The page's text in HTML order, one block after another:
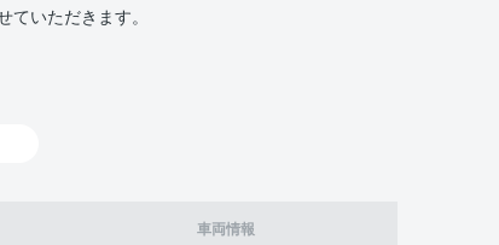
車両情報
いただきます。